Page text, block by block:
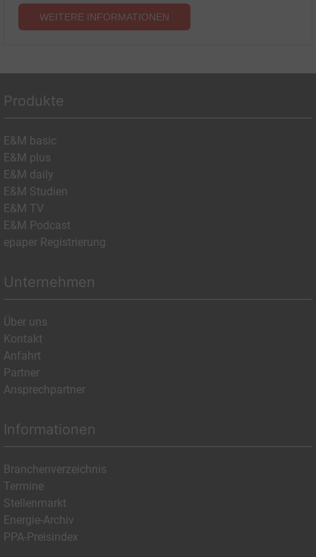
WEITERE INFORMATIONEN
Produkte
E&M basic
E&M plus
E&M daily
E&M Studien
E&M TV
E&M Podcast
epaper Registrierung
Unternehmen
Über uns
Kontakt
Anfahrt
Partner
Ansprechpartner
Informationen
Branchenverzeichnis
Termine
Stellenmarkt
Energie-Archiv
PPA-Preisindex